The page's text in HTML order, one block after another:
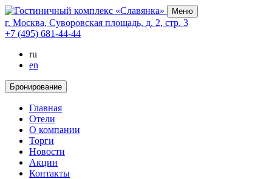
Меню
г. Москва, Суворовская площадь, д. 2, стр. 3
+7 (495) 681-44-44
ru
en
Бронирование
Главная
Отели
О компании
Торги
Новости
Акции
Контакты